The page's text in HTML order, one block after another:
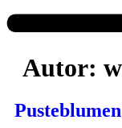
Autor: